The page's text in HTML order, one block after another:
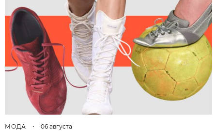
МОДА • 06 августа